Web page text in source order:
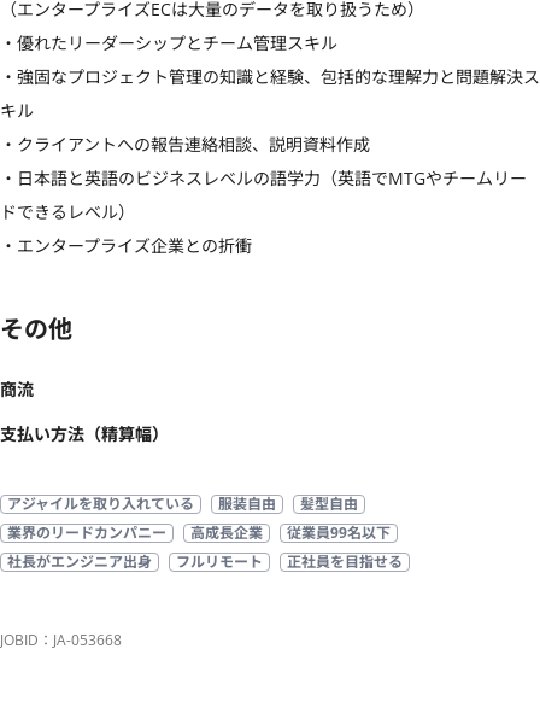
（エンタープライズECは大量のデータを取り扱うため）
・優れたリーダーシップとチーム管理スキル
・強固なプロジェクト管理の知識と経験、包括的な理解力と問題解決ス
キル
・クライアントへの報告連絡相談、説明資料作成
・日本語と英語のビジネスレベルの語学力（英語でMTGやチームリー
ドできるレベル）
・エンタープライズ企業との折衝
その他
商流
支払い方法（精算幅）
アジャイルを取り入れている 服装自由
髪型自由
業界のリードカンパニー
高成長企業
従業員99名以下
社長がエンジニア出身
フルリモート 正社員を目指せる
JOBID：JA-053668